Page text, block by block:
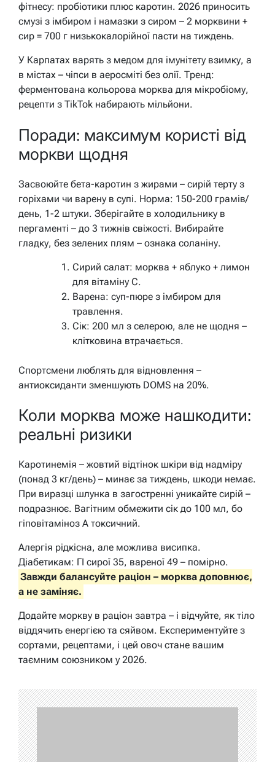
фітнесу: пробіотики плюс каротин. 2026 приносить
смузі з імбиром і намазки з сиром – 2 морквини +
сир = 700 г низькокалорійної пасти на тиждень.
У Карпатах варять з медом для імунітету взимку, а
в містах – чіпси в аеросміті без олії. Тренд:
ферментована кольорова морква для мікробіому,
рецепти з TikTok набирають мільйони.
Поради: максимум користі від
моркви щодня
Засвоюйте бета-каротин з жирами – сирій терту з
горіхами чи варену в супі. Норма: 150-200 грамів/
день, 1-2 штуки. Зберігайте в холодильнику в
пергаменті – до 3 тижнів свіжості. Вибирайте
гладку, без зелених плям – ознака соланіну.
Сирий салат: морква + яблуко + лимон
для вітаміну С.
Варена: суп-пюре з імбиром для
травлення.
Сік: 200 мл з селерою, але не щодня –
клітковина втрачається.
Спортсмени люблять для відновлення –
антиоксиданти зменшують DOMS на 20%.
Коли морква може нашкодити:
реальні ризики
Каротинемія – жовтий відтінок шкіри від надміру
(понад 3 кг/день) – минає за тиждень, шкоди немає.
При виразці шлунка в загостренні уникайте сирій –
подразнює. Вагітним обмежити сік до 100 мл, бо
гіповітаміноз А токсичний.
Алергія рідкісна, але можлива висипка.
Діабетикам: ГІ сирої 35, вареної 49 – помірно.
Завжди балансуйте раціон – морква доповнює,
а не заміняє.
Додайте моркву в раціон завтра – і відчуйте, як тіло
віддячить енергією та сяйвом. Експериментуйте з
сортами, рецептами, і цей овоч стане вашим
таємним союзником у 2026.